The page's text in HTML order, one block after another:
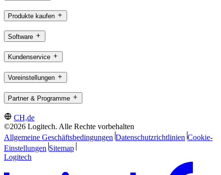
Produkte kaufen
Software
Kundenservice
Voreinstellungen
Partner & Programme
CH,de
©2026 Logitech. Alle Rechte vorbehalten
Allgemeine Geschäftsbedingungen Datenschutzrichtlinien Cookie-
Einstellungen Sitemap
Logitech